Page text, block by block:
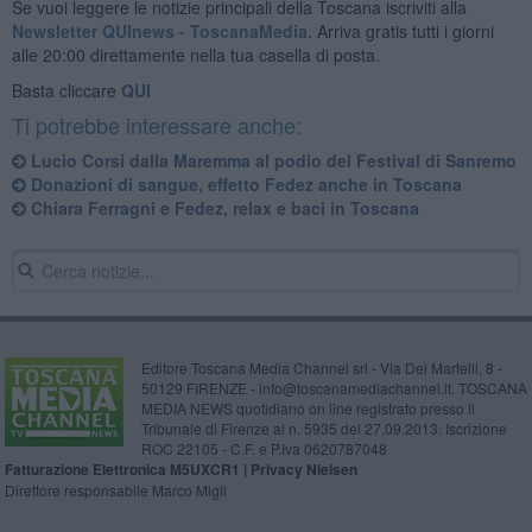
Se vuoi leggere le notizie principali della Toscana iscriviti alla
Newsletter QUInews - ToscanaMedia. Arriva gratis tutti i giorni
alle 20:00 direttamente nella tua casella di posta.
Basta cliccare QUI
Ti potrebbe interessare anche:
Lucio Corsi dalla Maremma al podio del Festival di Sanremo
Donazioni di sangue, effetto Fedez anche in Toscana
Chiara Ferragni e Fedez, relax e baci in Toscana
Editore Toscana Media Channel srl - Via Dei Martelli, 8 -
50129 FIRENZE - info@toscanamediachannel.it. TOSCANA
MEDIA NEWS quotidiano on line registrato presso il
Tribunale di Firenze al n. 5935 del 27.09.2013. Iscrizione
ROC 22105 - C.F. e P.Iva 0620787048
Fatturazione Elettronica M5UXCR1 | Privacy Nielsen
Direttore responsabile Marco Migli